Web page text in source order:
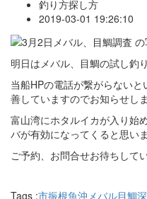
釣り方探し方
2019-03-01 19:26:10
明日はメバル、目鯛の試し釣
当船HPの電話が繋がらない
善していますのでお知らせしま
富山湾にホタルイカが入り始
バが有効になってくると思いま
ご予約、お問合せお待ちしてい
Tags :市振根魚沖メバル目鯛